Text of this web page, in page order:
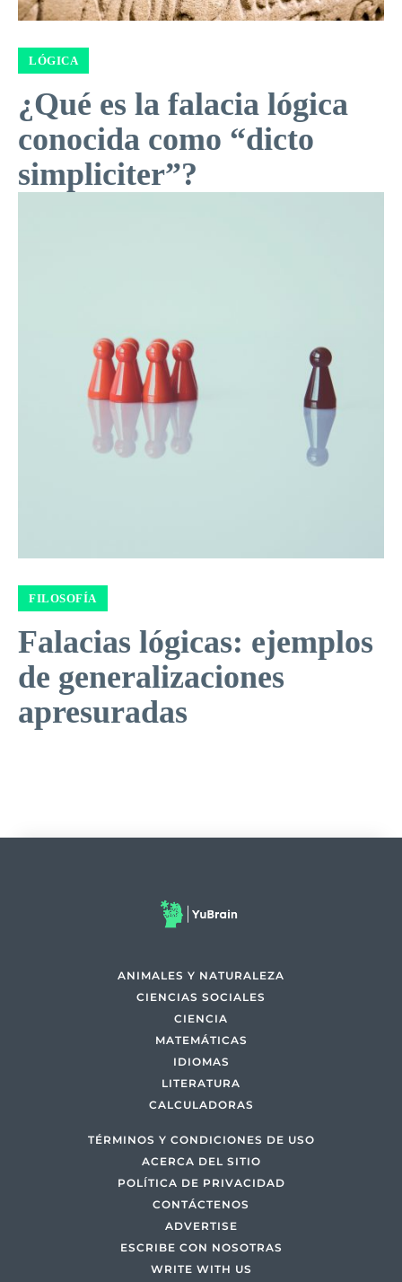
LÓGICA
¿Qué es la falacia lógica
conocida como “dicto
simpliciter”?
FILOSOFÍA
Falacias lógicas: ejemplos
de generalizaciones
apresuradas
ANIMALES Y NATURALEZA
CIENCIAS SOCIALES
CIENCIA
MATEMÁTICAS
IDIOMAS
LITERATURA
CALCULADORAS
TÉRMINOS Y CONDICIONES DE USO
ACERCA DEL SITIO
POLÍTICA DE PRIVACIDAD
CONTÁCTENOS
ADVERTISE
ESCRIBE CON NOSOTRAS
WRITE WITH US